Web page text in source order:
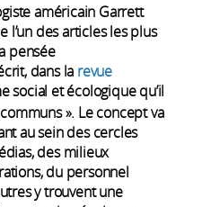
américain Garrett
l’un des articles les plus
pensée
dans la revue
social et écologique qu’il
». Le concept va
au sein des cercles
des milieux
du personnel
y trouvent une